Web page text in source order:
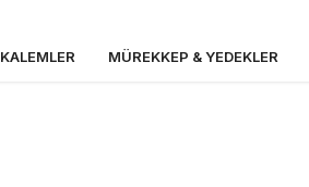
KALEMLER MÜREKKEP & YEDEKLER